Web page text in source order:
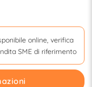
online, verifica
SME di riferimento